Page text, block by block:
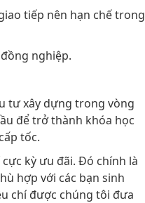
tiếp nên hạn chế trong
nghiệp.
tư xây dựng trong vòng
để trở thành khóa học
tốc.
kỳ ưu đãi. Đó chính là
hợp với các bạn sinh
chí được chúng tôi đưa